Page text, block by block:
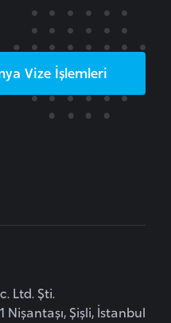
Vize İşlemleri
Ltd. Şti.
Nişantaşı, Şişli, İstanbul